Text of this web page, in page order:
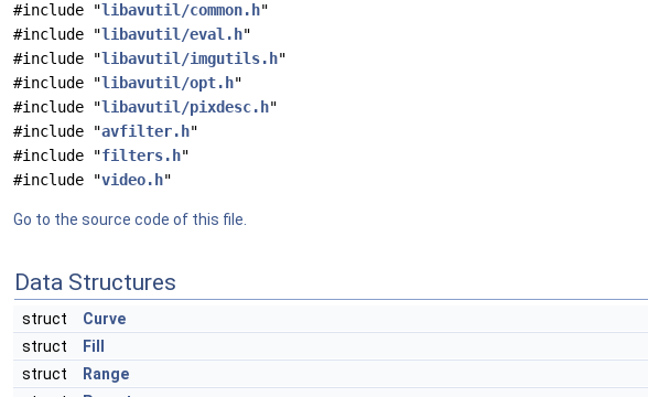
#include "libavutil/common.h"
#include "libavutil/eval.h"
#include "libavutil/imgutils.h"
#include "libavutil/opt.h"
#include "libavutil/pixdesc.h"
#include "avfilter.h"
#include "filters.h"
#include "video.h"
Go to the source code of this file.
Data Structures
struct
Curve
struct
Fill
struct
Range